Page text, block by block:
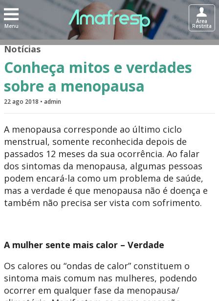
Menu
Área
Restrita
Notícias
Conheça mitos e verdades
sobre a menopausa
22 ago 2018 • admin
A menopausa corresponde ao último ciclo
menstrual, somente reconhecida depois de
passados 12 meses da sua ocorrência. Ao falar
dos sintomas da menopausa, algumas pessoas
podem encará-la como um problema de saúde,
mas a verdade é que menopausa não é doença e
também não precisa ser vista com sofrimento.
A mulher sente mais calor – Verdade
Os calores ou “ondas de calor” constituem o
sintoma mais comum nas mulheres, podendo
ocorrer em qualquer fase da menopausa/